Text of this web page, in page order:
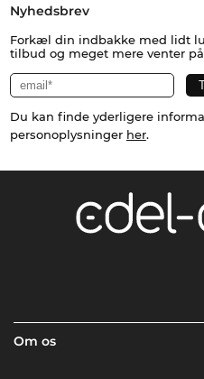
Nyhedsbrev
Forkæl din indbakke med lidt
tilbud og meget mere venter
Du kan finde yderligere
personoplysninger her.
Om os